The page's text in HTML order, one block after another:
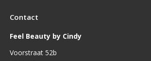
Contact
Feel Beauty by Cindy
Voorstraat 52b